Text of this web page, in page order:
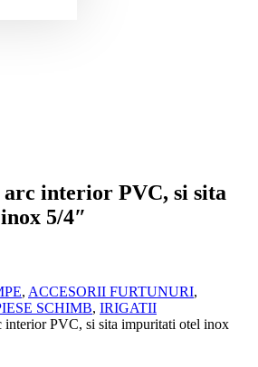
arc interior PVC, si sita
5/4″
, ACCESORII FURTUNURI,
SCHIMB, IRIGATII
interior PVC, si sita impuritati otel inox